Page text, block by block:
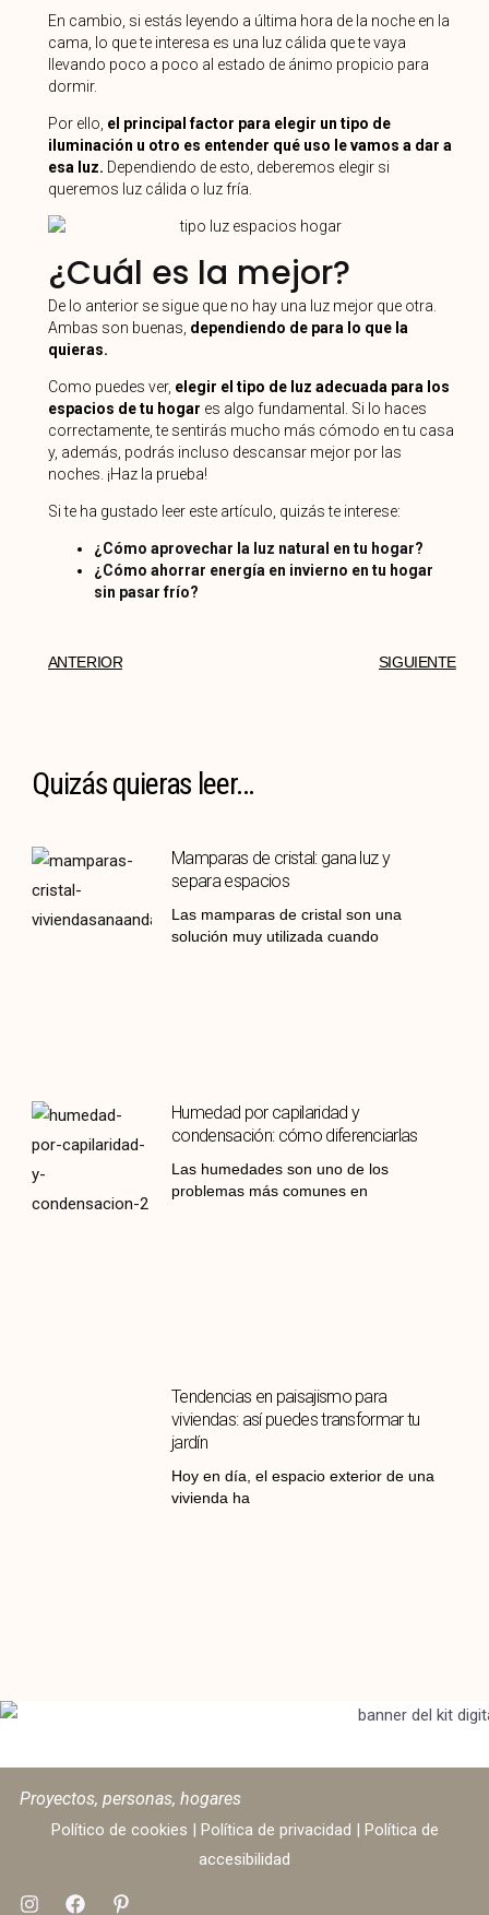
En cambio, si estás leyendo a última hora de la noche en la
cama, lo que te interesa es una luz cálida que te vaya
llevando poco a poco al estado de ánimo propicio para
dormir.
Por ello, el principal factor para elegir un tipo de
iluminación u otro es entender qué uso le vamos a dar a
esa luz. Dependiendo de esto, deberemos elegir si
queremos luz cálida o luz fría.
¿Cuál es la mejor?
De lo anterior se sigue que no hay una luz mejor que otra.
Ambas son buenas, dependiendo de para lo que la
quieras.
Como puedes ver, elegir el tipo de luz adecuada para los
espacios de tu hogar es algo fundamental. Si lo haces
correctamente, te sentirás mucho más cómodo en tu casa
y, además, podrás incluso descansar mejor por las
noches. ¡Haz la prueba!
Si te ha gustado leer este artículo, quizás te interese:
¿Cómo aprovechar la luz natural en tu hogar?
¿Cómo ahorrar energía en invierno en tu hogar
sin pasar frío?
ANTERIOR SIGUIENTE
Quizás quieras leer...
Mamparas de cristal: gana luz y
separa espacios
Las mamparas de cristal son una
solución muy utilizada cuando
Humedad por capilaridad y
condensación: cómo diferenciarlas
Las humedades son uno de los
problemas más comunes en
Tendencias en paisajismo para
viviendas: así puedes transformar tu
jardín
Hoy en día, el espacio exterior de una
vivienda ha
Proyectos, personas, hogares
Político de cookies | Política de privacidad | Política de
accesibilidad